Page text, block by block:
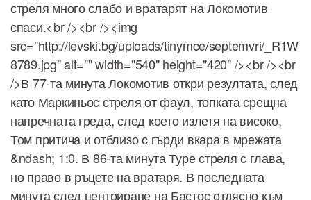
стреля много слабо и вратарят на Локомотив
спаси.<br /><br /><img
src="http://levski.bg/uploads/tinymce/septemvri/_R1W
8789.jpg" alt="" width="540" height="420" /><br /><br
/>В 77-та минута Локомотив откри резултата, след
като Маркиньос стреля от фаул, топката срещна
напречната греда, след което излетя на високо,
Том притича и отблизо с гърди вкара в мрежата
&ndash; 1:0. В 86-та минута Туре стреля с глава,
но право в ръцете на вратаря. В последната
минута след центриране на Бастос отдясно към